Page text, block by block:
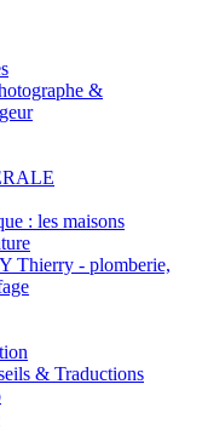
&
: les maisons
Thierry - plomberie,
& Traductions